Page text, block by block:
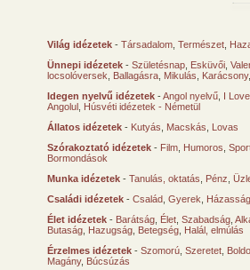
Világ idézetek - Társadalom Természet
Ünnepi idézetek - Születésnap Esküvői
locsolóversek
Ballagásra Mikulás Karácsony
Idegen nyelvű idézetek -Angol nyelvű I
Angolul Húsvéti idézetek - Németül
Állatos idézetek - Kutyás Macskás
Lovas
Szórakoztató idézetek - Film Humoros
Bormondások
Munka idézetek - Tanulás, oktatás Pénz
Családi idézetek - Család Gyerek
Élet idézetek - Barátság Élet Szabadság
Butaság Hazugság Betegség Halál, elmúlás
Érzelmes idézetek - Szomorú Szeretet
Magány, Búcsúzás